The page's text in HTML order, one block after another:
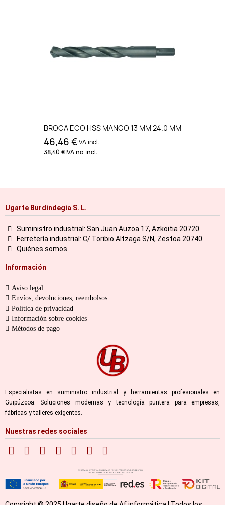
BROCA ECO HSS MANGO 13 MM 24.0 MM
46,46 €IVA incl.
38,40 €IVA no incl.
Ugarte Burdindegia S. L.
Suministro industrial: San Juan Auzoa 17, Azkoitia 20720.
Ferretería industrial: C/ Toribio Altzaga S/N, Zestoa 20740.
Quiénes somos
Información
Aviso legal
Envíos, devoluciones, reembolsos
Política de privacidad
Información sobre cookies
Métodos de pago
Especialistas en suministro industrial y herramientas profesionales en
Guipúzcoa. Soluciones modernas y tecnología puntera para empresas,
fábricas y talleres exigentes.
Nuestras redes sociales